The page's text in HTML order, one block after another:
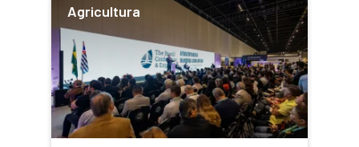
Agricultura